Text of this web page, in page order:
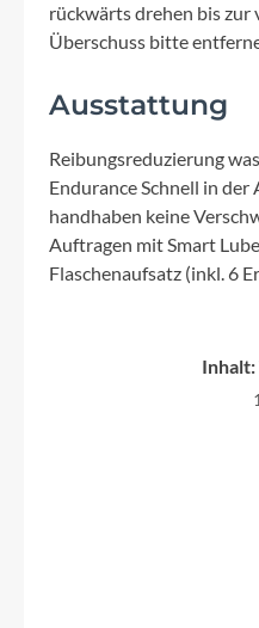
rückwärts drehen bis zur
Überschuss bitte
Ausstattung
Reibungsreduzierung
Endurance Schnell in der
handhaben keine
Auftragen mit Smart
Flaschenaufsatz (inkl. 6
Inhalt: